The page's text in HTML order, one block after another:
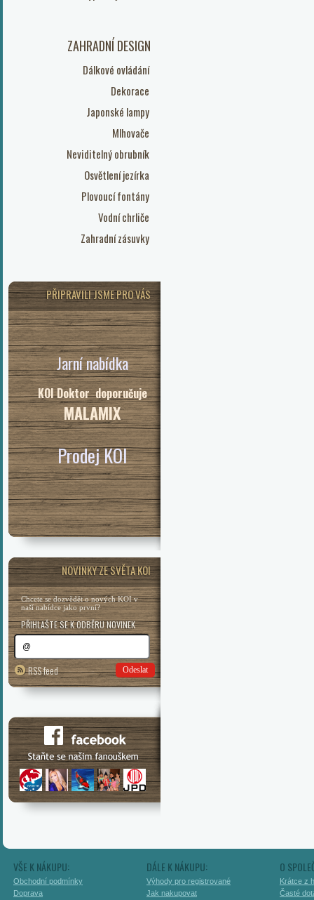
ZAHRADNÍ DESIGN
Dálkové ovládání
Dekorace
Japonské lampy
Mlhovače
Neviditelný obrubník
Osvětlení jezírka
Plovoucí fontány
Vodní chrliče
Zahradní zásuvky
PŘIPRAVILI JSME PRO VÁS
Jarní nabídka
KOI Doktor doporučuje
MALAMIX
Prodej KOI
NOVINKY ZE SVĚTA KOI
Chcete se dozvědět o nových KOI v
naší nabídce jako první?
PŘIHLAŠTE SE K ODBĚRU NOVINEK
RSS feed Odeslat
VŠE K NÁKUPU:
Obchodní podmínky
Doprava
DÁLE K NÁKUPU:
Výhody pro registrované
Jak nakupovat
O
Krátce z
Časté